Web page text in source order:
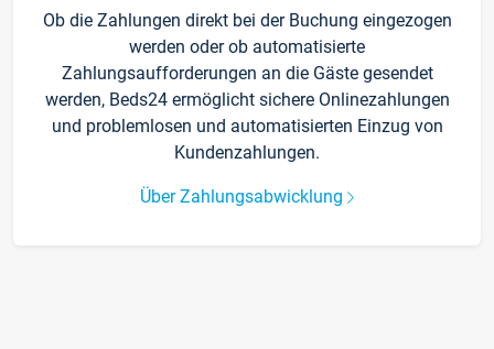
Ob die Zahlungen direkt bei der Buchung eingezogen
werden oder ob automatisierte
Zahlungsaufforderungen an die Gäste gesendet
werden, Beds24 ermöglicht sichere Onlinezahlungen
und problemlosen und automatisierten Einzug von
Kundenzahlungen.
Über Zahlungsabwicklung